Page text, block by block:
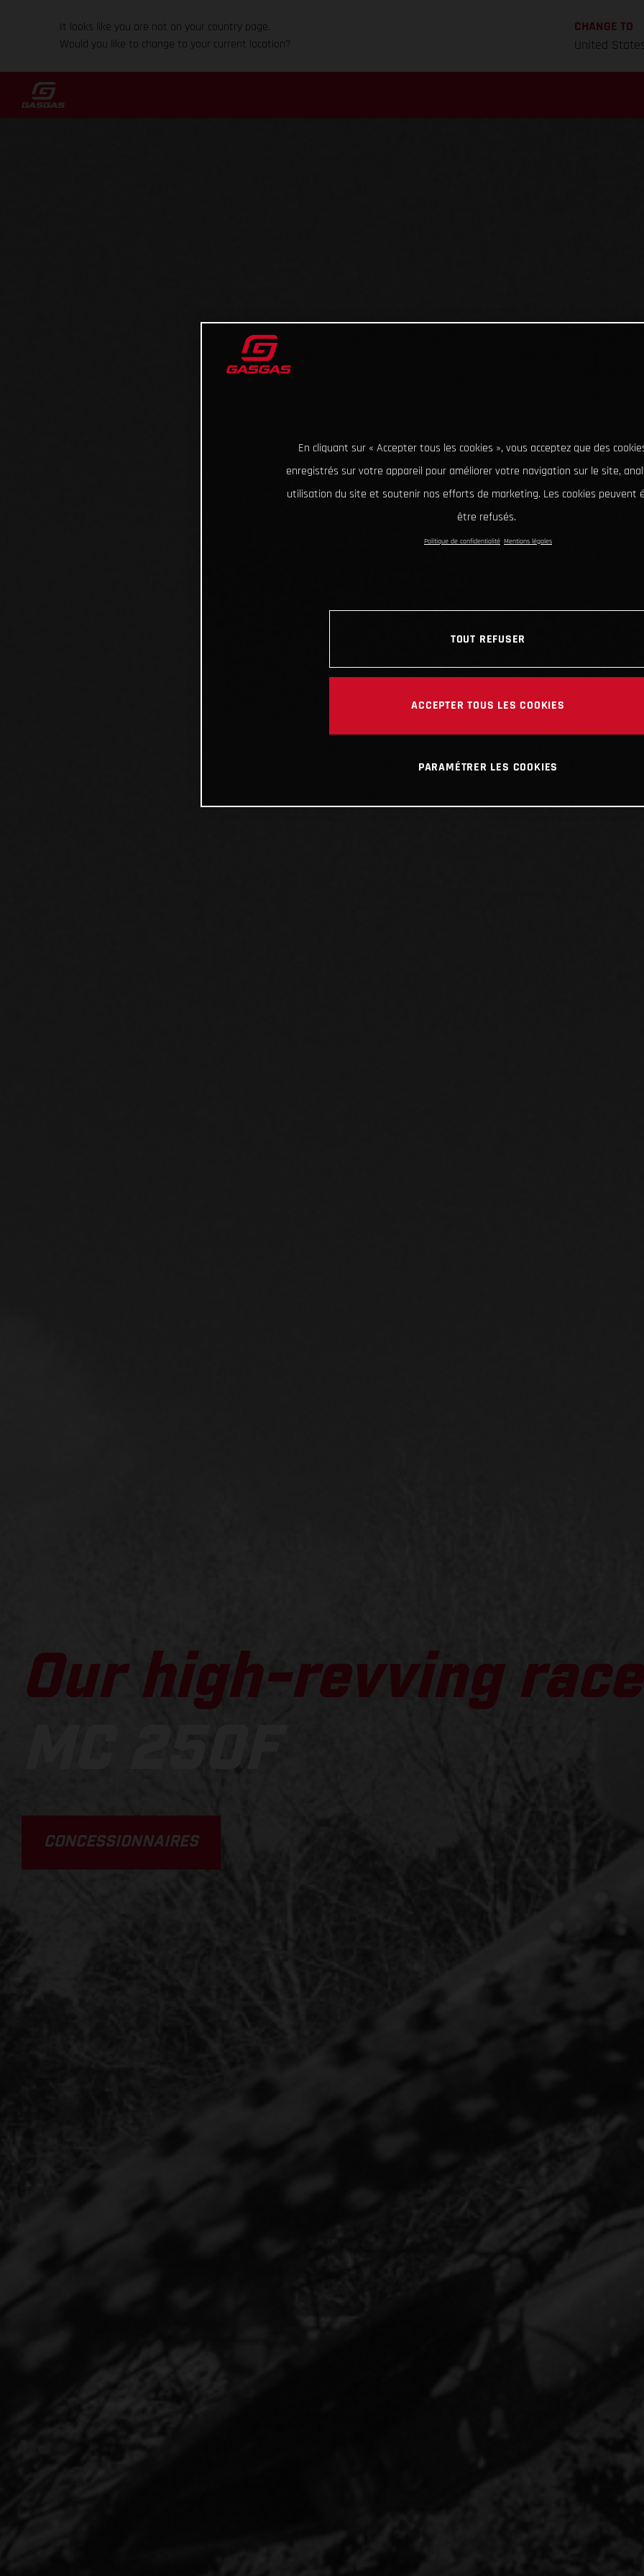
It looks like you are not on your country page.
Would you like to change to your current location?
CHANGE TO
United
Our high-revving
CONCESSIONNAIRES
En cliquant sur « Accepter tous les cookies », vous acceptez que des
enregistrés sur votre appareil pour améliorer votre navigation sur le site,
utilisation du site et soutenir nos efforts de marketing. Les cookies peuvent
être refusés.
Politique de confidentialité Mentions légales
TOUT REFUSER
ACCEPTER TOUS LES COOKIES
PARAMÉTRER LES COOKIES